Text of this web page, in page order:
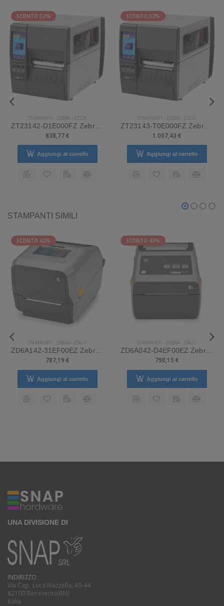
SCONTO 32%
STAMPANTI - ZEBRA - ZT231
ZT23142-D1E000FZ Zebra Mod. ZT231. Stampante di etichette.
838,77 €
Aggiungi al carrello
SCONTO 32%
STAMPANTI - ZEBRA - ZT231
ZT23143-T0E000FZ Zebra Mod. ZT231. Stampante di etichette.
1.007,43 €
Aggiungi al carrello
STAMPANTI SIMILI
SCONTO 42%
STAMPANTI - ZEBRA - ZD621
ZD6A142-31EF00EZ Zebra Mod. ZD621. Stampante di etichette.
787,19 €
Aggiungi al carrello
SCONTO 43%
STAMPANTI - ZEBRA - ZD621
ZD6A042-D4EF00EZ Zebra Mod. ZD621. Stampante di etichette.
790,15 €
Aggiungi al carrello
UNA DIVISIONE DI
INDIRIZZO:
Via Cap. Luca Mazzella, 40-44
82100 Benevento(BN)
Italia